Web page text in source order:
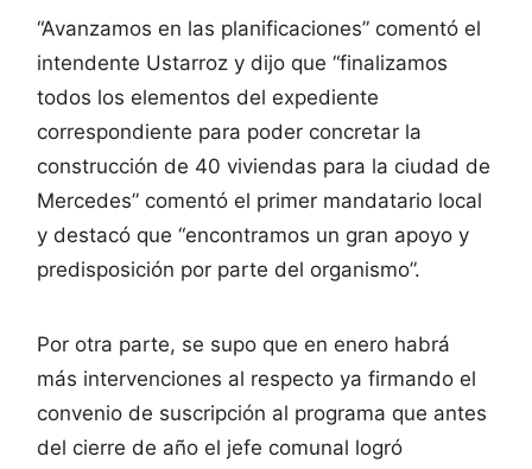
“Avanzamos en las planificaciones” comentó el
intendente Ustarroz y dijo que “finalizamos
todos los elementos del expediente
correspondiente para poder concretar la
construcción de 40 viviendas para la ciudad de
Mercedes” comentó el primer mandatario local
y destacó que “encontramos un gran apoyo y
predisposición por parte del organismo”.
Por otra parte, se supo que en enero habrá
más intervenciones al respecto ya firmando el
convenio de suscripción al programa que antes
del cierre de año el jefe comunal logró